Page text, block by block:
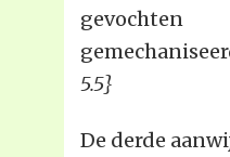
5.5}
De derde